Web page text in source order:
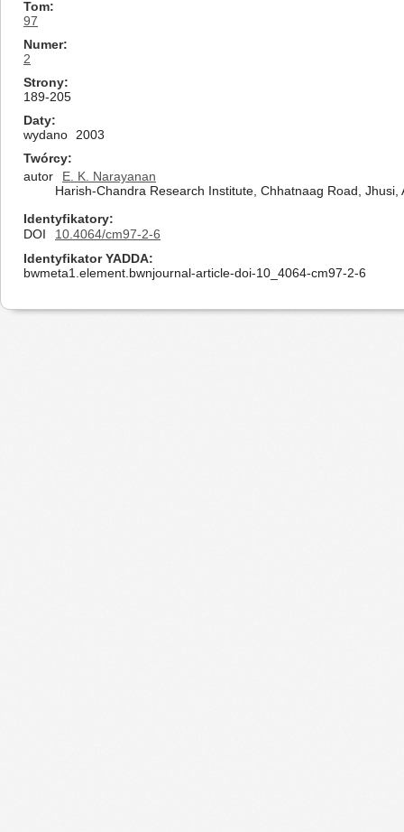
Tom
97
Numer
2
Strony
189-205
Daty
wydano
2003
Twórcy
autor
E. K. Narayanan
Harish-Chandra Research Institute, Chhatnaag Road, Jhusi,
Identyfikatory
DOI
10.4064/cm97-2-6
Identyfikator YADDA
bwmeta1.element.bwnjournal-article-doi-10_4064-cm97-2-6